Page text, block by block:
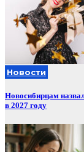
Новости
Новосибирцам
в 2027 году